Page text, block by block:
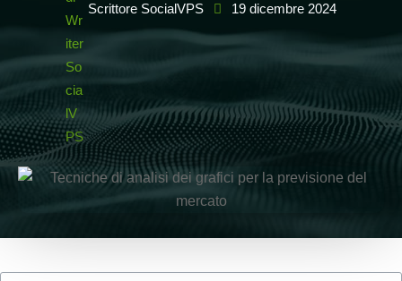
Scrittore SocialVPS 19 dicembre 2024